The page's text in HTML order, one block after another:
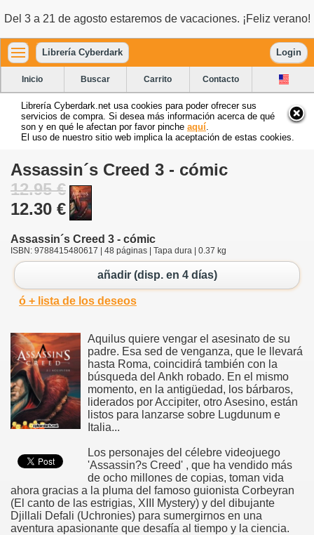
Del 3 a 21 de agosto estaremos de vacaciones. ¡Feliz verano!
Librería Cyberdark Login
Inicio Buscar Carrito Contacto
Librería Cyberdark.net usa cookies para poder ofrecer sus
servicios de compra. Si desea más información acerca de qué
son y en qué le afectan por favor pinche aquí
El uso de nuestro sitio web implica la aceptación de estas cookies.
Assassin´s Creed 3 - cómic
12.95 €
12.30 €
Assassin´s Creed 3 - cómic
ISBN: 9788415480617 | 48 páginas | Tapa dura | 0.37 kg
añadir (disp. en 4 días)
ó + lista de los deseos
Aquilus quiere vengar el asesinato de su
padre. Esa sed de venganza, que le llevará
hasta Roma, coincidirá también con la
búsqueda del Ankh robado. En el mismo
momento, en la antigüedad, los bárbaros,
liderados por Accipiter, otro Asesino, están
listos para lanzarse sobre Lugdunum e
Italia...
Los personajes del célebre videojuego
'Assassin?s Creed' , que ha vendido más
de ocho millones de copias, toman vida
ahora gracias a la pluma del famoso guionista Corbeyran
(El canto de las estrigias, XIII Mystery) y del dibujante
Djillali Defali (Uchronies) para sumergirnos en una
aventura apasionante que desafía al tiempo y la ciencia.